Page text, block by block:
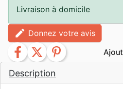
Description
Livraison à domicile
edit Donnez votre avis
facebook twitter pinterest